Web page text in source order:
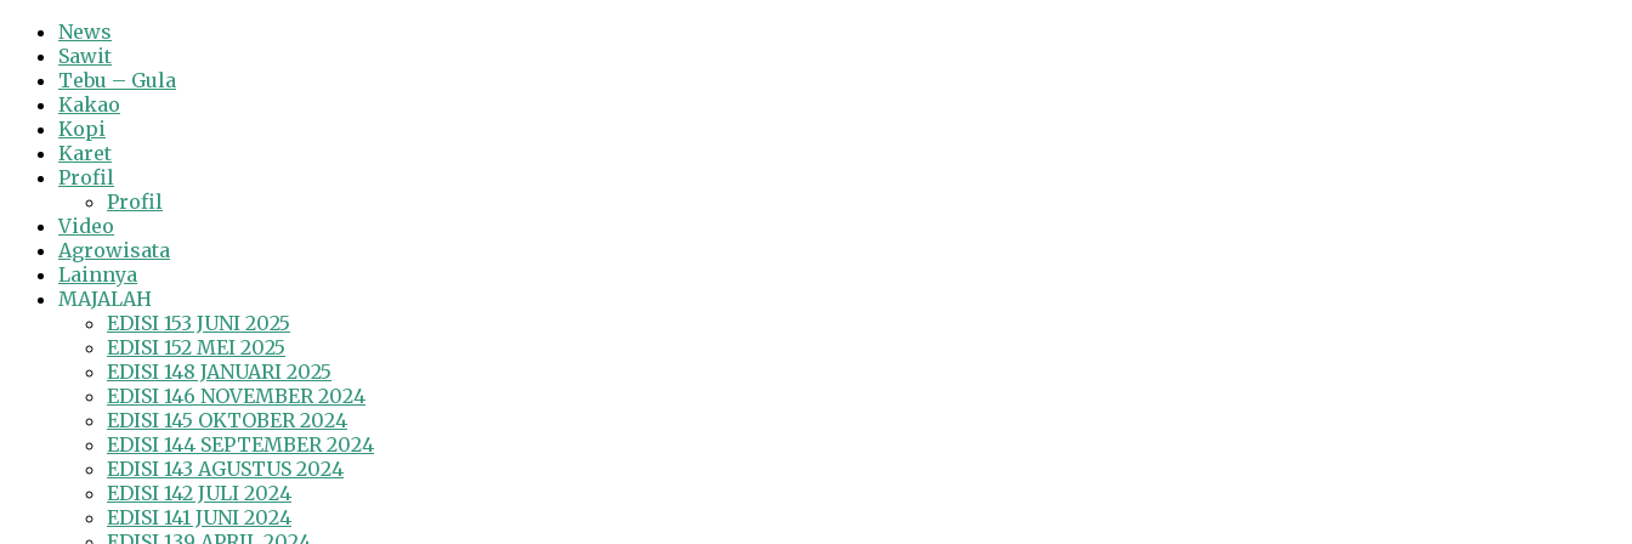
News
Sawit
Tebu – Gula
Kakao
Kopi
Karet
Profil
Profil
Video
Agrowisata
Lainnya
MAJALAH
EDISI 153 JUNI 2025
EDISI 152 MEI 2025
EDISI 148 JANUARI 2025
EDISI 146 NOVEMBER 2024
EDISI 145 OKTOBER 2024
EDISI 144 SEPTEMBER 2024
EDISI 143 AGUSTUS 2024
EDISI 142 JULI 2024
EDISI 141 JUNI 2024